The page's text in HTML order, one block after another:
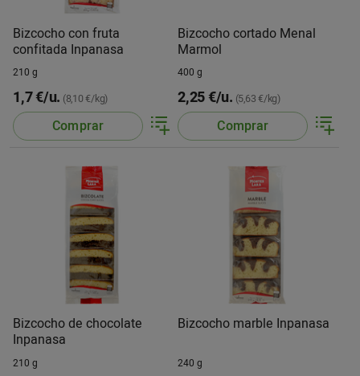
Bizcocho con fruta
confitada Inpanasa
210 g
1,7 €/u. (8,10 €/kg)
Comprar
Bizcocho cortado Menal
Marmol
400 g
2,25 €/u. (5,63 €/kg)
Comprar
Bizcocho de chocolate
Inpanasa
210 g
Bizcocho marble Inpanasa
240 g